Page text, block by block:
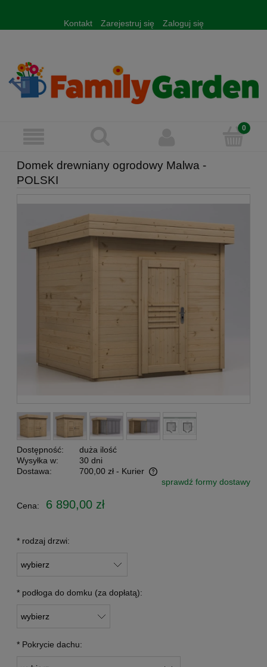
Kontakt Zarejestruj się Zaloguj się
Domek drewniany ogrodowy Malwa -
POLSKI
Dostępność:
duża ilość
Wysyłka w:
30 dni
Dostawa:
700,00 zł - Kurier
Cena nie zawiera ewentualnych kosztów płatnościsprawdź formy dostawy
Cena: 6 890,00 zł
* rodzaj drzwi:
* podłoga do domku (za dopłatą):
* Pokrycie dachu: